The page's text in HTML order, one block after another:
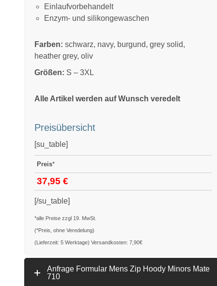
Einlaufvorbehandelt
Enzym- und silikongewaschen
Farben: schwarz, navy, burgund, grey solid,
heather grey, oliv
Größen: S – 3XL
Alle Artikel werden auf Wunsch veredelt
Preisübersicht
[su_table]
Preis*
37,95 €
[/su_table]
*alle Preise zzgl 19. MwSt.
(*Preis, ohne Veredelung)
(Lieferzeit: 5 Werktage) Versandkosten: 7,90€
Anfrage Formular Mens Zip Hoody Minors Mate
710